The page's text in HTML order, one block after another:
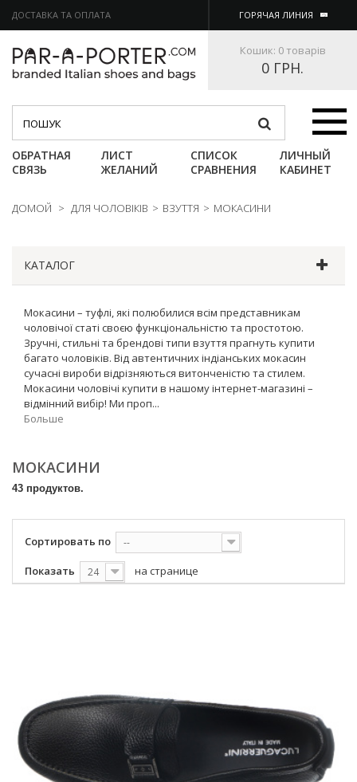
ДОСТАВКА ТА ОПЛАТА ГОРЯЧАЯ ЛИНИЯ
Кошик: 0 товарів
0 ГРН.
Категории
ОБРАТНАЯ
СВЯЗЬ
ЛИСТ
ЖЕЛАНИЙ
СПИСОК
СРАВНЕНИЯ
ЛИЧНЫЙ
КАБИНЕТ
ДОМОЙ > ДЛЯ ЧОЛОВІКІВ > ВЗУТТЯ > МОКАСИНИ
КАТАЛОГ
Мокасини – туфлі, які полюбилися всім представникам
чоловічої статі своєю функціональністю та простотою.
Зручні, стильні та брендові типи взуття прагнуть купити
багато чоловіків. Від автентичних індіанських мокасин
сучасні вироби відрізняються витонченістю та стилем.
Мокасини чоловічі купити в нашому інтернет-магазині –
відмінний вибір! Ми проп...
Больше
МОКАСИНИ
43 продуктов.
Сортировать по --
Показать 24 на странице